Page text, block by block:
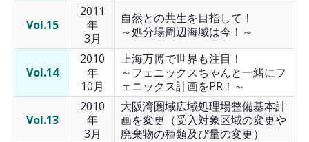
Vol.15
2011
年
3月
自然との共生を目指して！
～処分場周辺海域は今！～
Vol.14
2010
年
10月
上海万博で世界も注目！
～フェニックスちゃんと一緒にフ
ェニックス計画をPR！～
Vol.13
2010
年
3月
大阪湾圏域広域処理場整備基本計
画を変更（受入対象区域の変更や
廃棄物の種類及び量の変更）